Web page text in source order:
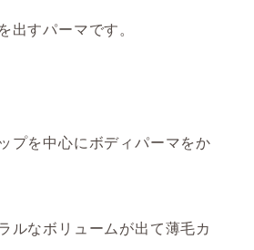
出すパーマです。
プを中心にボディパーマをか
ルなボリュームが出て薄毛カ